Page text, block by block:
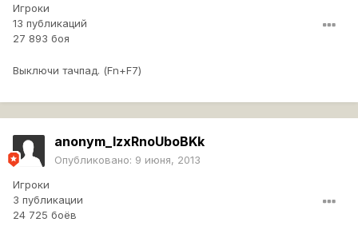
Игроки
13 публикаций
27 893 боя
Выключи тачпад. (Fn+F7)
anonym_lzxRnoUboBKk
Опубликовано: 9 июня, 2013
Игроки
3 публикации
24 725 боёв